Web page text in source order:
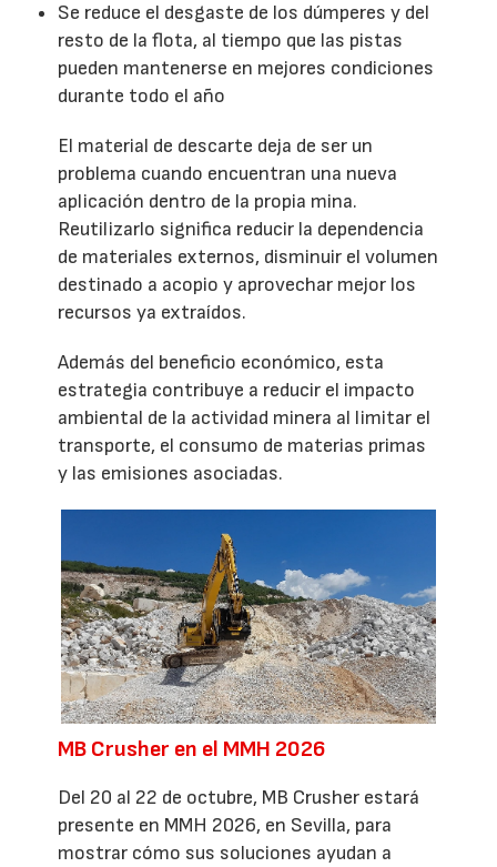
Se reduce el desgaste de los dúmperes y del
resto de la flota, al tiempo que las pistas
pueden mantenerse en mejores condiciones
durante todo el año
El material de descarte deja de ser un
problema cuando encuentran una nueva
aplicación dentro de la propia mina.
Reutilizarlo significa reducir la dependencia
de materiales externos, disminuir el volumen
destinado a acopio y aprovechar mejor los
recursos ya extraídos.
Además del beneficio económico, esta
estrategia contribuye a reducir el impacto
ambiental de la actividad minera al limitar el
transporte, el consumo de materias primas
y las emisiones asociadas.
MB Crusher en el MMH 2026
Del 20 al 22 de octubre, MB Crusher estará
presente en MMH 2026, en Sevilla, para
mostrar cómo sus soluciones ayudan a